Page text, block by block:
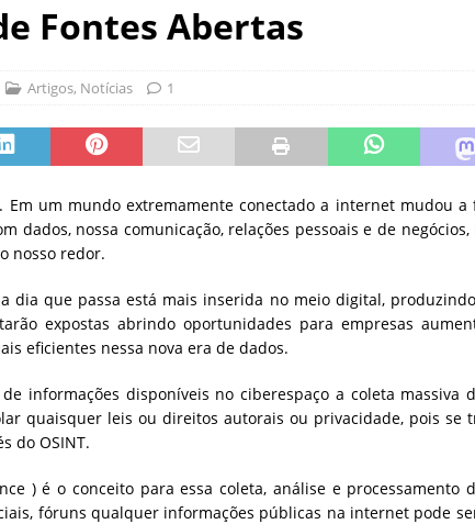
NOTÍCIAS
08/2026 ]
Sem guardrails, a autonomia da IA se torna um risco
NOTÍCIAS
08/2026 ] IA eleva taxa de sucesso de phishing para 54% NOTÍCIAS
Fontes Abertas
Artigos, Notícias 1
Em um mundo extremamente conectado a internet mudou a
dados, nossa comunicação, relações pessoais e de negócios,
nosso redor.
dia que passa está mais inserida no meio digital,
expostas abrindo oportunidades para empresas
eficientes nessa nova era de dados.
informações disponíveis no ciberespaço a coleta massiva
quaisquer leis ou direitos autorais ou privacidade, pois se
do OSINT.
) é o conceito para essa coleta, análise e processamento
fóruns qualquer informações públicas na internet pode